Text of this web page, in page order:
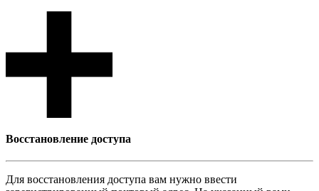
Восcтановление доступа
Для восcтановления доступа вам нужно ввести